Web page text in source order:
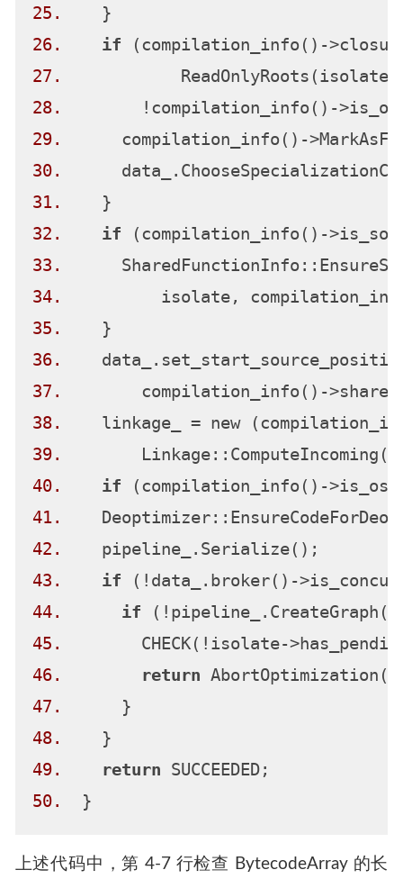
25.
26.
if (compilation_info()-
27.
28.
29.
30.
31.
32.
if
33.
34.
35.
36.
37.
38.
39.
40.
if
41.
42.
43.
if
44.
if
45.
46.
return
47.
48.
49.
return
50.
上述代码中，第 4-7 行检查 BytecodeArray 的长